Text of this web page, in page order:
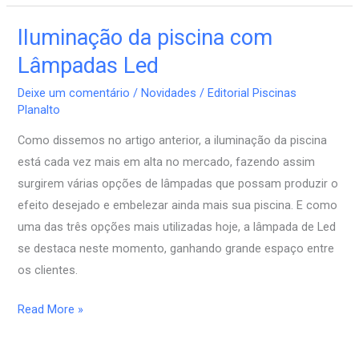
Iluminação da piscina com
Lâmpadas Led
Deixe um comentário /Novidades /Editorial Piscinas
Planalto
Como dissemos no artigo anterior, a iluminação da piscina
está cada vez mais em alta no mercado, fazendo assim
surgirem várias opções de lâmpadas que possam produzir o
efeito desejado e embelezar ainda mais sua piscina. E como
uma das três opções mais utilizadas hoje, a lâmpada de Led
se destaca neste momento, ganhando grande espaço entre
os clientes.
Iluminação
da
piscina
com
Led
Read More »